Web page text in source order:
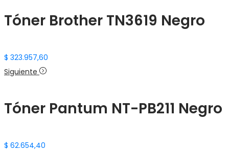
Tóner Brother TN3619 Negro
$ 323.957,60
Siguiente
Tóner Pantum NT-PB211 Negro
$ 62.654,40